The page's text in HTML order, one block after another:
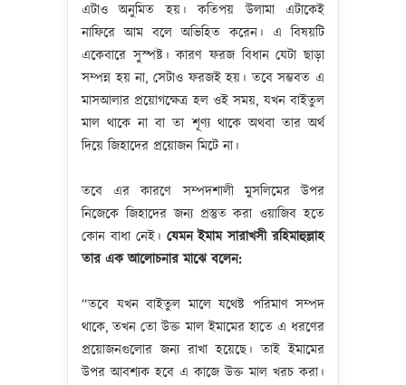
এটাও অনুমিত হয়। কতিপয় উলামা এটাকেই
নাফিরে আম বলে অভিহিত করেন। এ বিষয়টি
একেবারে সুস্পষ্ট। কারণ ফরজ বিধান যেটা ছাড়া
সম্পন্ন হয় না, সেটাও ফরজই হয়। তবে সম্ভবত এ
মাসআলার প্রয়োগক্ষেত্র হল ওই সময়, যখন বাইতুল
মাল থাকে না বা তা শূণ্য থাকে অথবা তার অর্থ
দিয়ে জিহাদের প্রয়োজন মিটে না।
তবে এর কারণে সম্পদশালী মুসলিমের উপর
নিজেকে জিহাদের জন্য প্রস্তুত করা ওয়াজিব হতে
কোন বাধা নেই। যেমন ইমাম সারাখসী রহিমাহুল্লাহ
তার এক আলোচনার মাঝে বলেন:
“তবে যখন বাইতুল মালে যথেষ্ট পরিমাণ সম্পদ
থাকে, তখন তো উক্ত মাল ইমামের হাতে এ ধরণের
প্রয়োজনগুলোর জন্য রাখা হয়েছে। তাই ইমামের
উপর আবশ্যক হবে এ কাজে উক্ত মাল খরচ করা।